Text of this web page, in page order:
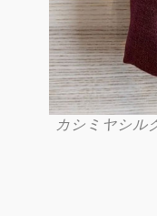
カシミヤシ